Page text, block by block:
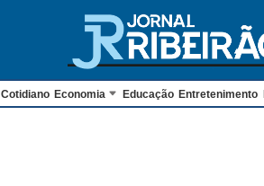
Cotidiano Economia Educação Entretenimento